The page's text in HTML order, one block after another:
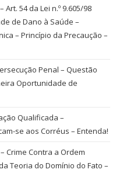
Art. 54 da Lei n.º 9.605/98
de Dano à Saúde –
– Princípio da Precaução –
Penal – Questão
Oportunidade de
Qualificada –
se aos Corréus – Entenda!
– Crime Contra a Ordem
Teoria do Domínio do Fato –